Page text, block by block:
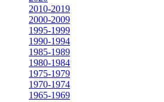
2010-2019
2000-2009
1995-1999
1990-1994
1985-1989
1980-1984
1975-1979
1970-1974
1965-1969